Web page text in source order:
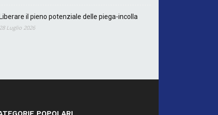
il pieno potenziale delle piega-incolla
Luglio 2026